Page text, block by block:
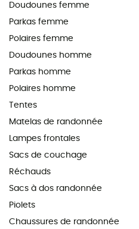
Doudounes femme
Parkas femme
Polaires femme
Doudounes homme
Parkas homme
Polaires homme
Tentes
Matelas de randonnée
Lampes frontales
Sacs de couchage
Réchauds
Sacs à dos randonnée
Piolets
Chaussures de randonnée